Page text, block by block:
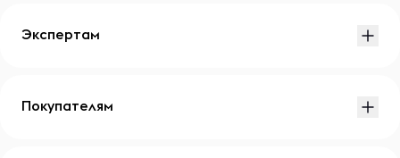
Экспертам
Покупателям